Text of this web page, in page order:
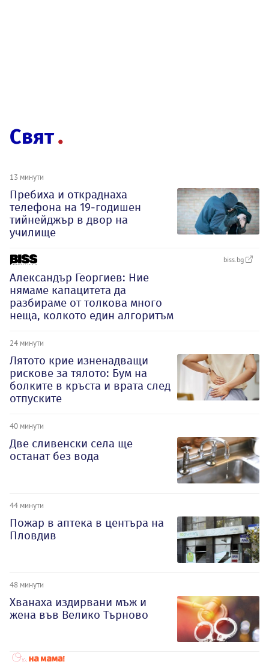
Свят
13 минути
Пребиха и откраднаха
телефона на 19-годишен
тийнейджър в двор на
училище
biss.bg
Александър Георгиев: Ние
нямаме капацитета да
разбираме от толкова много
неща, колкото един алгоритъм
24 минути
Лятото крие изненадващи
рискове за тялото: Бум на
болките в кръста и врата след
отпуските
40 минути
Две сливенски села ще
останат без вода
44 минути
Пожар в аптека в центъра на
Пловдив
48 минути
Хванаха издирвани мъж и
жена във Велико Търново